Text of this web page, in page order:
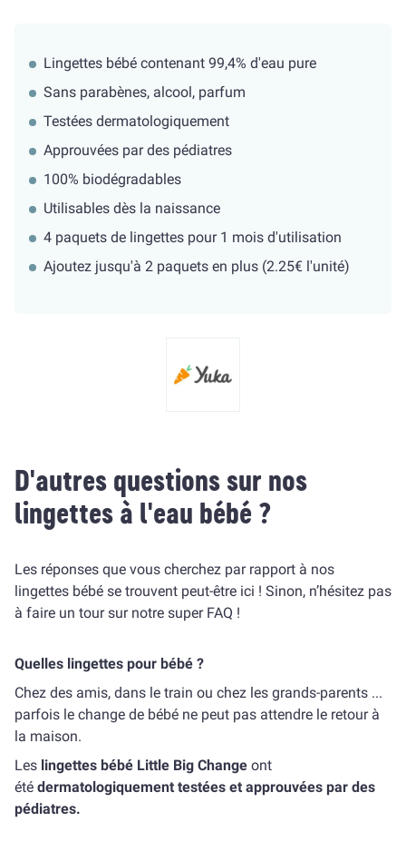
Lingettes bébé contenant 99,4% d'eau pure
Sans parabènes, alcool, parfum
Testées dermatologiquement
Approuvées par des pédiatres
100% biodégradables
Utilisables dès la naissance
4 paquets de lingettes pour 1 mois d'utilisation
Ajoutez jusqu'à 2 paquets en plus (2.25€ l'unité)
D'autres questions sur nos
lingettes à l'eau bébé ?
Les réponses que vous cherchez par rapport à nos
lingettes bébé se trouvent peut-être ici ! Sinon, n’hésitez pas
à faire un tour sur notre super FAQ !
Quelles lingettes pour bébé ?
Chez des amis, dans le train ou chez les grands-parents ...
parfois le change de bébé ne peut pas attendre le retour à
la maison.
Les lingettes bébé Little Big Change ont
été dermatologiquement testées et approuvées par des
pédiatres.